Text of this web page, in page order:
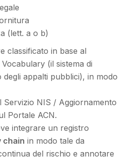
(lett. a o b)
classificato in base al
(il sistema di
appalti pubblici), in modo
Servizio NIS / Aggiornamento
Portale ACN.
integrare un registro
chain in modo tale da
del rischio e annotare